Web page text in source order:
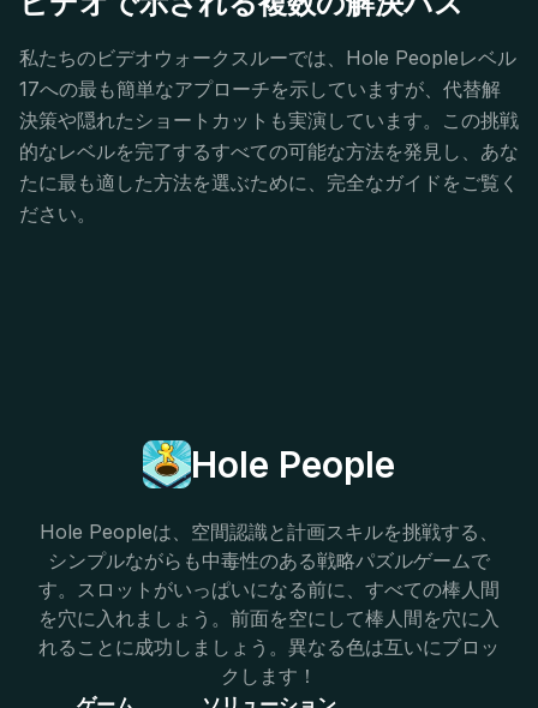
私たちのビデオウォークスルーでは、Hole Peopleレベル
17への最も簡単なアプローチを示していますが、代替解
決策や隠れたショートカットも実演しています。この挑戦
的なレベルを完了するすべての可能な方法を発見し、あな
たに最も適した方法を選ぶために、完全なガイドをご覧く
ださい。
Hole People
Hole Peopleは、空間認識と計画スキルを挑戦する、
シンプルながらも中毒性のある戦略パズルゲームで
す。スロットがいっぱいになる前に、すべての棒人間
を穴に入れましょう。前面を空にして棒人間を穴に入
れることに成功しましょう。異なる色は互いにブロッ
クします！